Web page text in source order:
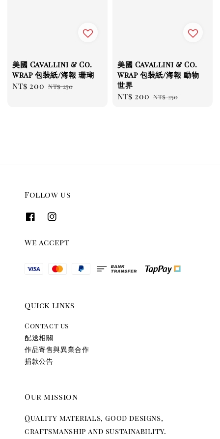
美國 Cavallini & Co.
wrap 包裝紙/海報 珊瑚
Sale
NT$ 200 Regular
NT$ 250
美國 Cavallini & Co.
wrap 包裝紙/海報 動物
世界
Sale
NT$ 200 Regular
NT$ 250
Follow us
We accept
Quick links
Contact us
配送相關
作品寄售與異業合作
捐款公告
Our mission
Quality materials, good designs,
craftsmanship and sustainability.